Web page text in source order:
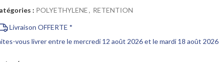
: POLYETHYLENE, RETENTION
Livraison OFFERTE *
vous livrer entre le mercredi 12 août 2026 et le mardi 18 août 2026